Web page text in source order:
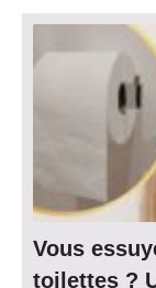
Vous
toilettes ?